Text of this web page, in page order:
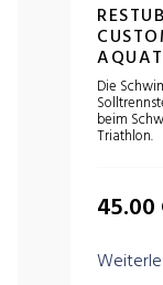
Die
beim
Triathlon.
45.00